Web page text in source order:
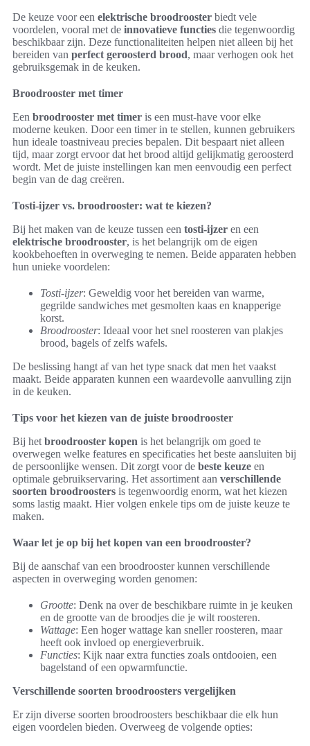
De keuze voor een elektrische broodrooster biedt vele
voordelen, vooral met de innovatieve functies die tegenwoordig
beschikbaar zijn. Deze functionaliteiten helpen niet alleen bij het
bereiden van perfect geroosterd brood, maar verhogen ook het
gebruiksgemak in de keuken.
Broodrooster met timer
Een broodrooster met timer is een must-have voor elke
moderne keuken. Door een timer in te stellen, kunnen gebruikers
hun ideale toastniveau precies bepalen. Dit bespaart niet alleen
tijd, maar zorgt ervoor dat het brood altijd gelijkmatig geroosterd
wordt. Met de juiste instellingen kan men eenvoudig een perfect
begin van de dag creëren.
Tosti-ijzer vs. broodrooster: wat te kiezen?
Bij het maken van de keuze tussen een tosti-ijzer en een
elektrische broodrooster, is het belangrijk om de eigen
kookbehoeften in overweging te nemen. Beide apparaten hebben
hun unieke voordelen:
Tosti-ijzer: Geweldig voor het bereiden van warme,
gegrilde sandwiches met gesmolten kaas en knapperige
korst.
Broodrooster: Ideaal voor het snel roosteren van plakjes
brood, bagels of zelfs wafels.
De beslissing hangt af van het type snack dat men het vaakst
maakt. Beide apparaten kunnen een waardevolle aanvulling zijn
in de keuken.
Tips voor het kiezen van de juiste broodrooster
Bij het broodrooster kopen is het belangrijk om goed te
overwegen welke features en specificaties het beste aansluiten bij
de persoonlijke wensen. Dit zorgt voor de beste keuze en
optimale gebruikservaring. Het assortiment aan verschillende
soorten broodroosters is tegenwoordig enorm, wat het kiezen
soms lastig maakt. Hier volgen enkele tips om de juiste keuze te
maken.
Waar let je op bij het kopen van een broodrooster?
Bij de aanschaf van een broodrooster kunnen verschillende
aspecten in overweging worden genomen:
Grootte: Denk na over de beschikbare ruimte in je keuken
en de grootte van de broodjes die je wilt roosteren.
Wattage: Een hoger wattage kan sneller roosteren, maar
heeft ook invloed op energieverbruik.
Functies: Kijk naar extra functies zoals ontdooien, een
bagelstand of een opwarmfunctie.
Verschillende soorten broodroosters vergelijken
Er zijn diverse soorten broodroosters beschikbaar die elk hun
eigen voordelen bieden. Overweeg de volgende opties: